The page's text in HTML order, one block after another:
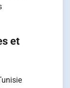
et